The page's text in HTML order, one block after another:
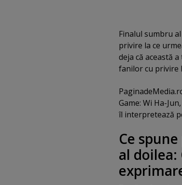
Finalul sumbru
privire la ce
deja că această
fanilor cu privire
Game: Wi Ha-
îl interpretează
Ce
al